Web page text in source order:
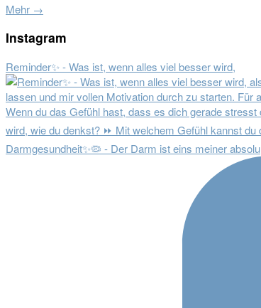
Mehr →
Instagram
Reminder✨ - Was ist, wenn alles viel besser wird,
Darmgesundheit✨🦠 - Der Darm ist eins meiner absolu